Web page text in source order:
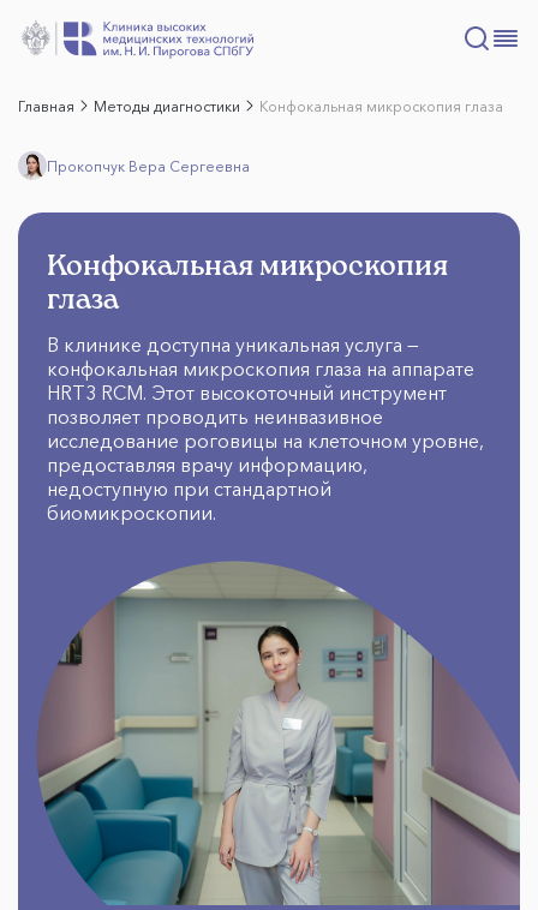
Главная Методы диагностики Конфокальная микроскопия глаза
Прокопчук Вера Сергеевна
Конфокальная микроскопия
глаза
В клинике доступна уникальная услуга —
конфокальная микроскопия глаза на аппарате
HRT3 RCM. Этот высокоточный инструмент
позволяет проводить неинвазивное
исследование роговицы на клеточном уровне,
предоставляя врачу информацию,
недоступную при стандартной
биомикроскопии.